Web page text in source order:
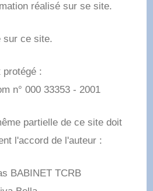
réalisé sur se site.
sur ce site.
protégé :
n° .000 33353 ,- 2001
partielle de ce site doit
l'accord de l'auteur :
BABINET TCRB